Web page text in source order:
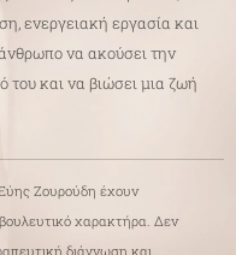
ενεργειακή εργασία και
να ακούσει την
του και να βιώσει μια ζωή
Εύης Ζουρούδη έχουν
χαρακτήρα. Δεν
διάγνωση και